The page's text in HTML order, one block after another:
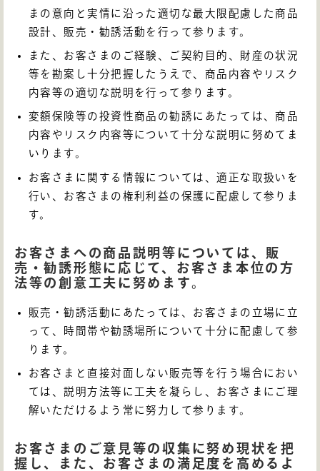
まの意向と実情に沿った適切な最大限配慮した商品
設計、販売・勧誘活動を行って参ります。
また、お客さまのご経験、ご契約目的、財産の状況
等を勘案し十分把握したうえで、商品内容やリスク
内容等の適切な説明を行って参ります。
変額保険等の投資性商品の勧誘にあたっては、商品
内容やリスク内容等について十分な説明に努めてま
いります。
お客さまに関する情報については、適正な取扱いを
行い、お客さまの権利利益の保護に配慮して参りま
す。
お客さまへの商品説明等については、販
売・勧誘形態に応じて、お客さま本位の方
法等の創意工夫に努めます。
販売・勧誘活動にあたっては、お客さまの立場に立
って、時間帯や勧誘場所について十分に配慮して参
ります。
お客さまと直接対面しない販売等を行う場合におい
ては、説明方法等に工夫を凝らし、お客さまにご理
解いただけるよう常に努力して参ります。
お客さまのご意見等の収集に努め現状を把
握し、また、お客さまの満足度を高めるよ